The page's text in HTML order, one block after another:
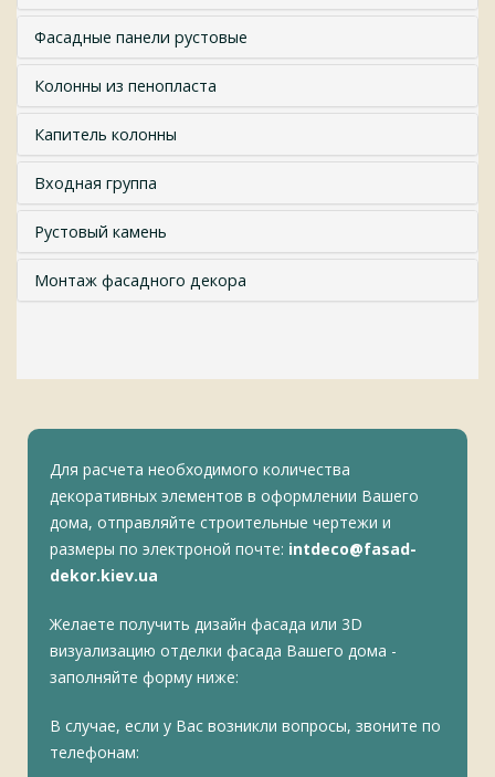
Фасадные панели рустовые
Колонны из пенопласта
Капитель колонны
Входная группа
Рустовый камень
Монтаж фасадного декора
Для расчета необходимого количества
декоративных элементов в оформлении Вашего
дома, отправляйте строительные чертежи и
размеры по электроной почте: intdeco@fasad-
dekor.kiev.ua
Желаете получить дизайн фасада или 3D
визуализацию отделки фасада Вашего дома -
заполняйте форму ниже:
В случае, если у Вас возникли вопросы, звоните по
телефонам: